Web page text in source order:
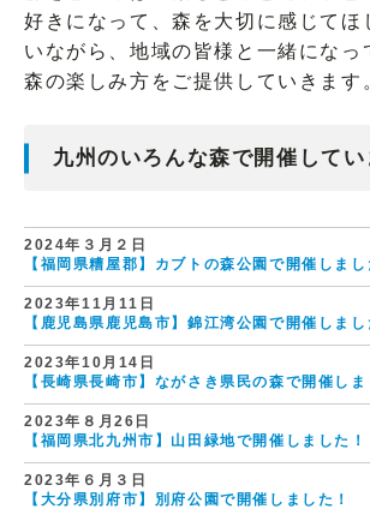
好きになって、森を大切に感じてほ
いながら、地域の皆様と一緒になっ
森の楽しみ方をご提供していきます
九州のいろんな森で開催してい
2024年３月２日
【福岡県糟屋郡】カブトの森公園で開催しまし
2023年11月11日
【鹿児島県鹿児島市】錦江湾公園で開催しまし
2023年10月14日
【長崎県長崎市】ながさき県民の森で開催しま
2023年８月26日
【福岡県北九州市】山田緑地で開催しました！
2023年６月３日
【大分県別府市】別府公園で開催しました！